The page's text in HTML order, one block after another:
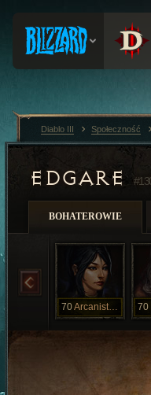
EDGARE
BOHATEROWIE
70 Arcanistam 70
Diablo III Społeczność